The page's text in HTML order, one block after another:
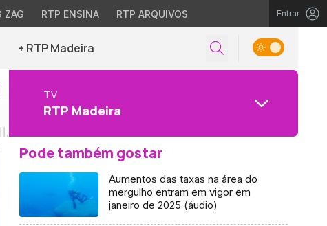
ZAG RTP ENSINA RTP ARQUIVOS Entrar
+ RTP Madeira
TV
RTP Madeira
Pode também gostar
Aumentos das taxas na área do
mergulho entram em vigor em
janeiro de 2025 (áudio)